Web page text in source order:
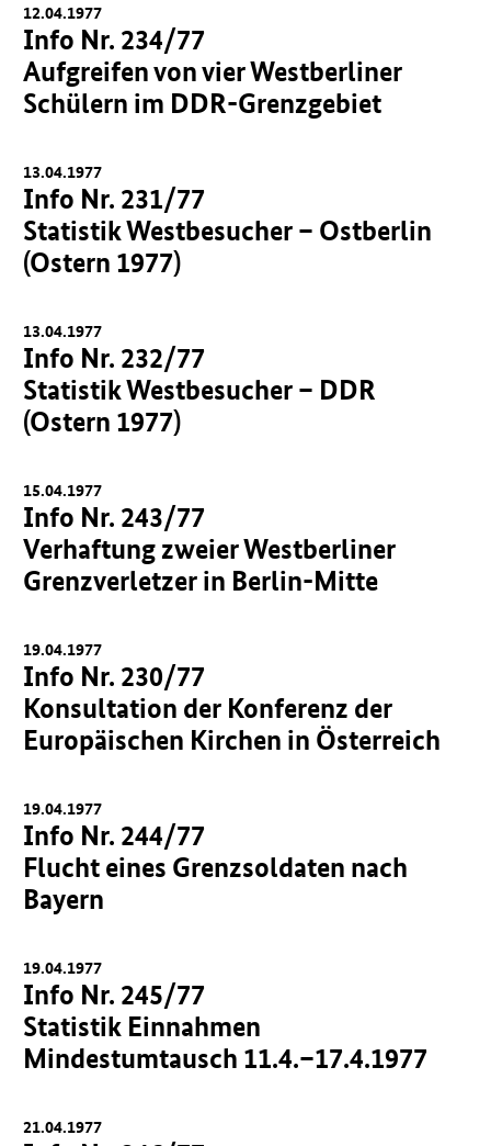
12.04.1977
Info Nr. 234/77
Aufgreifen von vier Westberliner
Schülern im DDR-Grenzgebiet
13.04.1977
Info Nr. 231/77
Statistik Westbesucher – Ostberlin
(Ostern 1977)
13.04.1977
Info Nr. 232/77
Statistik Westbesucher – DDR
(Ostern 1977)
15.04.1977
Info Nr. 243/77
Verhaftung zweier Westberliner
Grenzverletzer in Berlin-Mitte
19.04.1977
Info Nr. 230/77
Konsultation der Konferenz der
Europäischen Kirchen in Österreich
19.04.1977
Info Nr. 244/77
Flucht eines Grenzsoldaten nach
Bayern
19.04.1977
Info Nr. 245/77
Statistik Einnahmen
Mindestumtausch 11.4.–17.4.1977
21.04.1977